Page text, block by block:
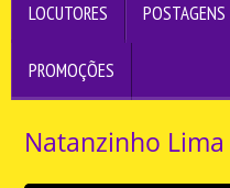
LOCUTORES POSTAGENS
PROMOÇÕES
Natanzinho